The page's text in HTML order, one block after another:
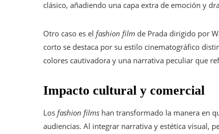
clásico, añadiendo una capa extra de emoción y
Otro caso es el fashion film de Prada dirigido por
corto se destaca por su estilo cinematográfico
colores cautivadora y una narrativa peculiar que
Impacto cultural y comercial
Los fashion films han transformado la manera en
audiencias. Al integrar narrativa y estética visual,